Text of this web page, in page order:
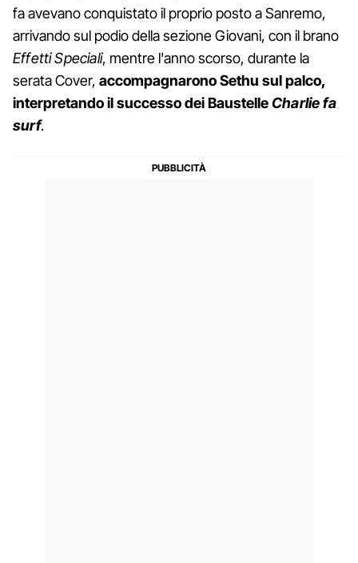
fa avevano conquistato il proprio posto a Sanremo,
arrivando sul podio della sezione Giovani, con il brano
Effetti Speciali, mentre l'anno scorso, durante la
serata Cover, accompagnarono Sethu sul palco,
interpretando il successo dei BaustelleCharlie fa
surf.